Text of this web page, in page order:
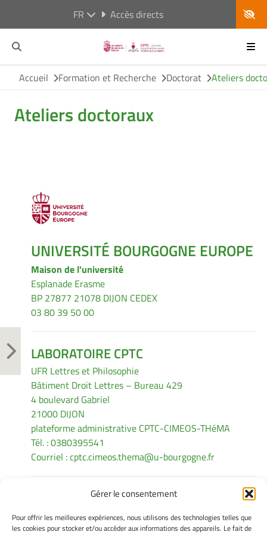
Gérer le consentement
Pour offrir les meilleures expériences, nous utilisons des technologies telles que
les cookies pour stocker et/ou accéder aux informations des appareils. Le fait de
FR Accès directs
Accueil Formation et Recherche Doctorat Ateliers
Ateliers doctoraux
UNIVERSITÉ BOURGOGNE EUROPE
Maison de l'université
Esplanade Erasme
BP 27877 21078 DIJON CEDEX
03 80 39 50 00
LABORATOIRE CPTC
UFR Lettres et Philosophie
Bâtiment Droit Lettres – Bureau 429
4 boulevard Gabriel
21000 DIJON
plateforme administrative CPTC-CIMEOS-THéMA
Tél. : 0380395541
Courriel :cptc.cimeos.thema@u-bourgogne.fr
INFORMATIONS LÉGALES
Mentions légales